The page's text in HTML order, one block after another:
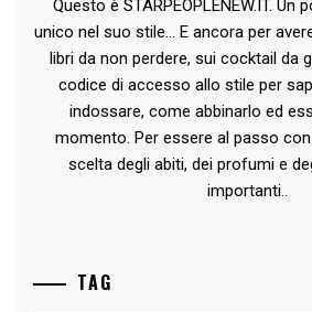
Questo è STARPEOPLENEW.IT. Un
unico nel suo stile... E ancora per
libri da non perdere, sui cocktail da
codice di accesso allo stile per
indossare, come abbinarlo ed
momento. Per essere al passo
scelta degli abiti, dei profumi e
importanti..
TAG